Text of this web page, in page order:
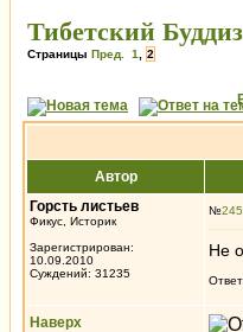
Тибетский
Страницы Пред. 1 2
Автор
Горсть листьев
Фикус, Историк
Зарегистрирован:
10.09.2010
Суждений: 31235
№
Не
Наверх